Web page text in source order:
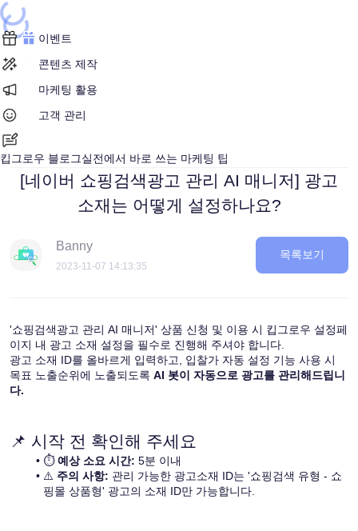
Loading...
Loading...
이벤트
콘텐츠 제작
마케팅 활용
고객 관리
킵그로우 블로그실전에서 바로 쓰는 마케팅 팁
[네이버 쇼핑검색광고 관리 AI 매니저] 광고
소재는 어떻게 설정하나요?
Banny
2023-11-07 14:13:35
목록보기
'쇼핑검색광고 관리 AI 매니저' 상품 신청 및 이용 시 킵그로우 설정페
이지 내 광고 소재 설정을 필수로 진행해 주셔야 합니다.
광고 소재 ID를 올바르게 입력하고, 입찰가 자동 설정 기능 사용 시
목표 노출순위에 노출되도록 AI 봇이 자동으로 광고를 관리해드립니
다.
📌 시작 전 확인해 주세요
⏱️ 예상 소요 시간: 5분 이내
⚠️ 주의 사항: 관리 가능한 광고소재 ID는 '쇼핑검색 유형 - 쇼
핑몰 상품형' 광고의 소재 ID만 가능합니다.